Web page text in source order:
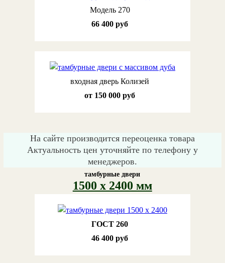
Модель 270
66 400 руб
входная дверь Колизей
от 150 000 руб
На сайте производится переоценка товара
Актуальность цен уточняйте по телефону у
менеджеров.
тамбурные двери
1500 х 2400 мм
ГОСТ 260
46 400 руб